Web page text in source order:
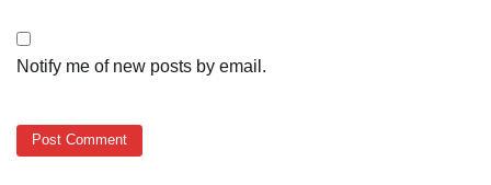
Notify me of new posts by email.